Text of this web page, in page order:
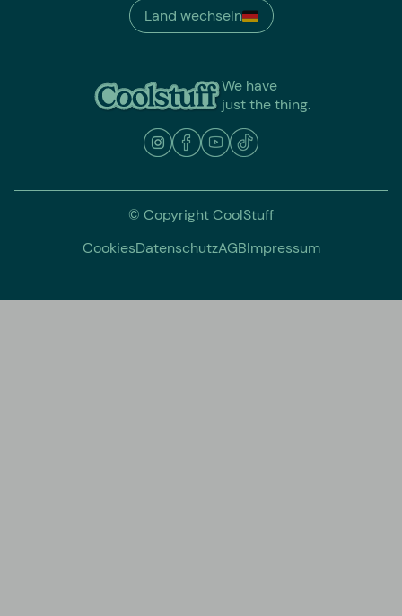
We have
just the thing.
Land wechseln
© Copyright CoolStuff
CookiesDatenschutzAGBImpressum